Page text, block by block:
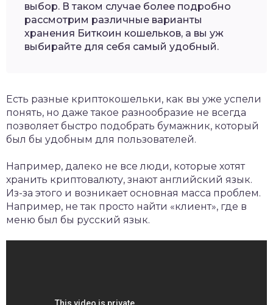
выбор. В таком случае более подробно
рассмотрим различные варианты
хранения Биткоин кошельков, а вы уж
выбирайте для себя самый удобный.
Есть разные криптокошельки, как вы уже успели
понять, но даже такое разнообразие не всегда
позволяет быстро подобрать бумажник, который
был бы удобным для пользователей.
Например, далеко не все люди, которые хотят
хранить криптовалюту, знают английский язык.
Из-за этого и возникает основная масса проблем.
Например, не так просто найти «клиент», где в
меню был бы русский язык.